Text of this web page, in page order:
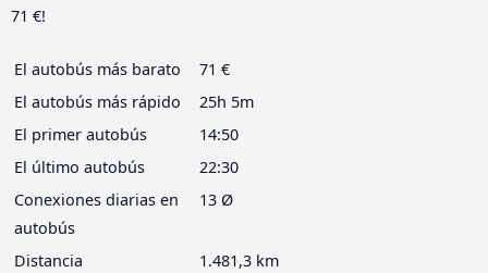
71 €!
El autobús más barato
71 €
El autobús más rápido
25h 5m
El primer autobús
14:50
El último autobús
22:30
Conexiones diarias en
autobús
13 Ø
Distancia
1.481,3 km